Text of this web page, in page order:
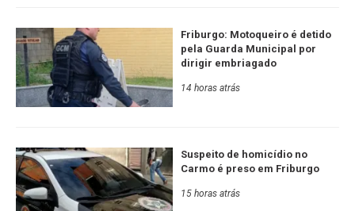
Friburgo: Motoqueiro é detido
pela Guarda Municipal por
dirigir embriagado
14 horas atrás
Suspeito de homicídio no
Carmo é preso em Friburgo
15 horas atrás